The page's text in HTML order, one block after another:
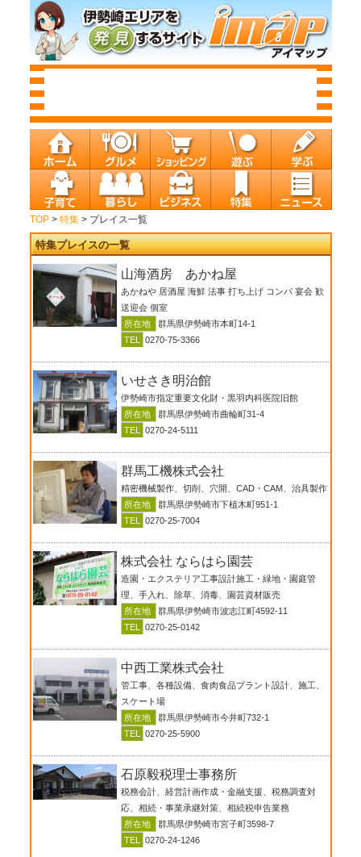
TOP> 特集> プレイス一覧
特集プレイスの一覧
山海酒房 あかね屋
あかねや 居酒屋 海鮮 法事 打ち上げ コンパ 宴会 歓
送迎会 個室
所在地
群馬県伊勢崎市本町14-1
TEL
0270-75-3366
いせさき明治館
伊勢崎市指定重要文化財・黒羽内科医院旧館
所在地
群馬県伊勢崎市曲輪町31-4
TEL
0270-24-5111
群馬工機株式会社
精密機械製作、切削、穴開、CAD・CAM、治具製作
所在地
群馬県伊勢崎市下植木町951-1
TEL
0270-25-7004
株式会社 ならはら園芸
造園・エクステリア工事設計施工・緑地・園庭管
理、手入れ、除草、消毒、園芸資材販売
所在地
群馬県伊勢崎市波志江町4592-11
TEL
0270-25-0142
中西工業株式会社
管工事、各種設備、食肉食品プラント設計、施工、
スケート場
所在地
群馬県伊勢崎市今井町732-1
TEL
0270-25-5900
石原毅税理士事務所
税務会計、経営計画作成・金融支援、税務調査対
応、相続・事業承継対策、相続税申告業務
所在地
群馬県伊勢崎市宮子町3598-7
TEL
0270-24-1246